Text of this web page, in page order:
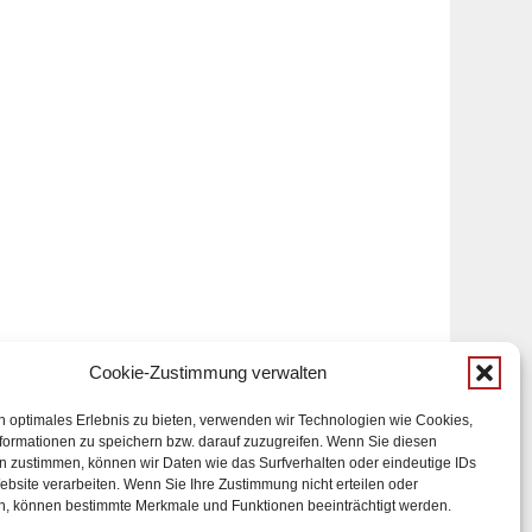
Cookie-Zustimmung verwalten
optimales Erlebnis zu bieten, verwenden wir Technologien wie Cookies,
zu speichern bzw. darauf zuzugreifen. Wenn Sie diesen
zustimmen, können wir Daten wie das Surfverhalten oder eindeutige IDs
verarbeiten. Wenn Sie Ihre Zustimmung nicht erteilen oder
können bestimmte Merkmale und Funktionen beeinträchtigt werden.
Mail-Infodienst